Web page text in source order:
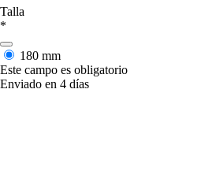
Talla
*
180 mm
Este campo es obligatorio
Enviado en 4 días